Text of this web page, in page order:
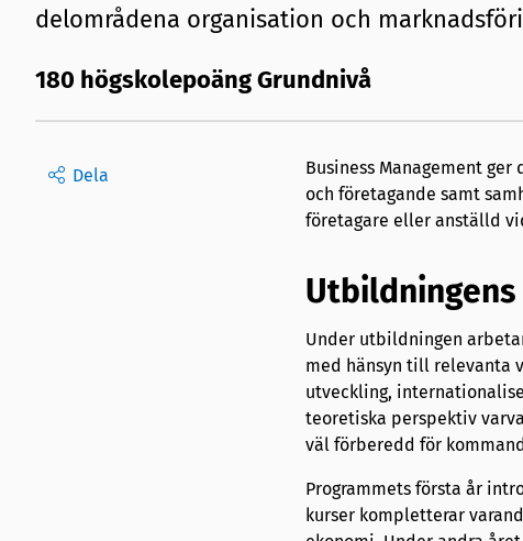
delområdena organisation och
180 högskolepoäng Grundnivå
Dela
Business Management
och företagande samt
företagare eller anställd
Under utbildningen
med hänsyn till relevanta
utveckling,
teoretiska perspektiv
väl förberedd för
Programmets första år
kurser kompletterar